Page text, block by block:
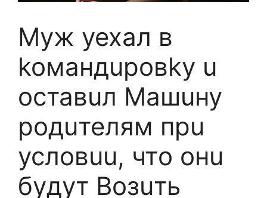
Myж yexaл в
koмандupoвky u
ocтавuл Maшuну
poдuтелям пpu
ycловuu, чтo онu
бyдyт Boзuть